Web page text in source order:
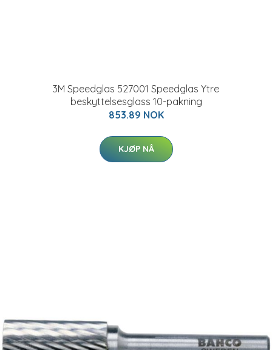
3M Speedglas 527001 Speedglas Ytre
beskyttelsesglass 10-pakning
853.89 NOK
KJØP NÅ